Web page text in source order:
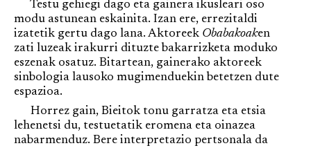
Testu gehiegi dago eta gainera ikusleari oso
modu astunean eskainita. Izan ere, errezitaldi
izatetik gertu dago lana. Aktoreek Obabakoaken
zati luzeak irakurri dituzte bakarrizketa moduko
eszenak osatuz. Bitartean, gainerako aktoreek
sinbologia lausoko mugimenduekin betetzen dute
espazioa.
Horrez gain, Bieitok tonu garratza eta etsia
lehenetsi du, testuetatik eromena eta oinazea
nabarmenduz. Bere interpretazio pertsonala da